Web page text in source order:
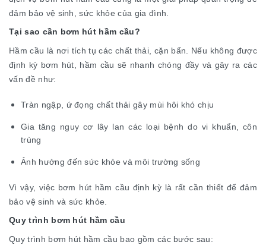
đảm bảo vệ sinh, sức khỏe của gia đình.
Tại sao cần bơm hút hầm cầu?
Hầm cầu là nơi tích tụ các chất thải, cặn bẩn. Nếu không được
định kỳ bơm hút, hầm cầu sẽ nhanh chóng đầy và gây ra các
vấn đề như:
Tràn ngập, ứ đọng chất thải gây mùi hôi khó chịu
Gia tăng nguy cơ lây lan các loại bệnh do vi khuẩn, côn
trùng
Ảnh hưởng đến sức khỏe và môi trường sống
Vì vậy, việc bơm hút hầm cầu định kỳ là rất cần thiết để đảm
bảo vệ sinh và sức khỏe.
Quy trình bơm hút hầm cầu
Quy trình bơm hút hầm cầu bao gồm các bước sau: